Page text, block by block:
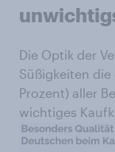
Die Optik der
Süßigkeiten die
Prozent) aller
wichtiges